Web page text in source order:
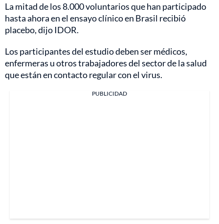
La mitad de los 8.000 voluntarios que han participado
hasta ahora en el ensayo clínico en Brasil recibió
placebo, dijo IDOR.
Los participantes del estudio deben ser médicos,
enfermeras u otros trabajadores del sector de la salud
que están en contacto regular con el virus.
PUBLICIDAD